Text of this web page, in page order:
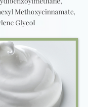
Methoxycinnamate,
Glycol